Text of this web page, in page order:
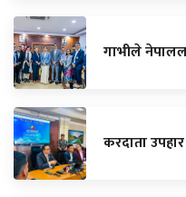
गाभीले
करदाता